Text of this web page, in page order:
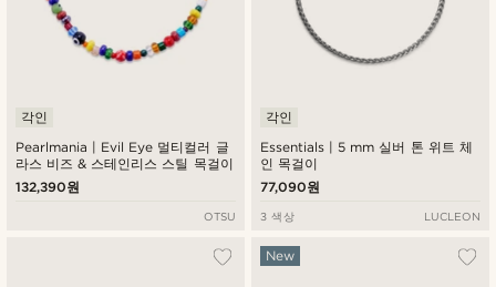
Pearlmania | Evil Eye 멀티컬러 글
라스 비즈 & 스테인리스 스틸 목걸이
각인
132,390원
OTSU
Essentials | 5 mm 실버 톤 위트 체
인 목걸이
각인
77,090원
3 색상 LUCLEON
New